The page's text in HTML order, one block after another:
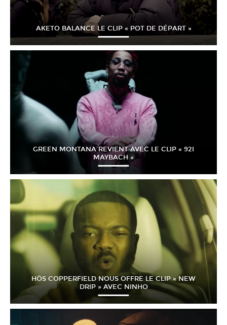
AKETO BALANCE LE CLIP « POT DE DÉPART »
GREEN MONTANA REVIENT AVEC LE CLIP « 92I
MAYBACH »
HÖS COPPERFIELD NOUS OFFRE LE CLIP « NEW
DRIP » AVEC NINHO